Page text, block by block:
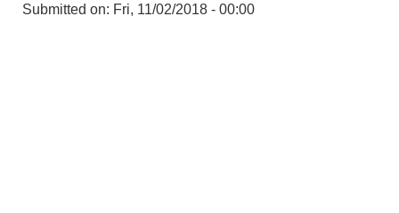
Submitted on: Fri, 11/02/2018 - 00:00